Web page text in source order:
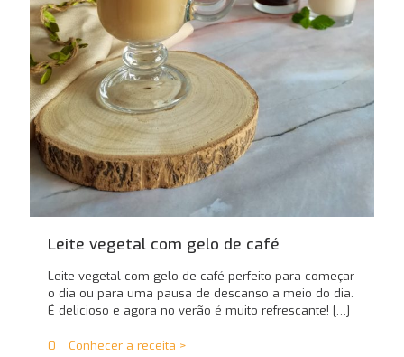
Leite vegetal com gelo de café
Leite vegetal com gelo de café perfeito para começar
o dia ou para uma pausa de descanso a meio do dia.
É delicioso e agora no verão é muito refrescante! […]
0 Conhecer a receita >